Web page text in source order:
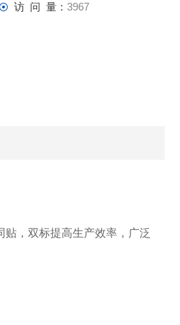
访 问 量： 3967
，双标提高生产效率，广泛